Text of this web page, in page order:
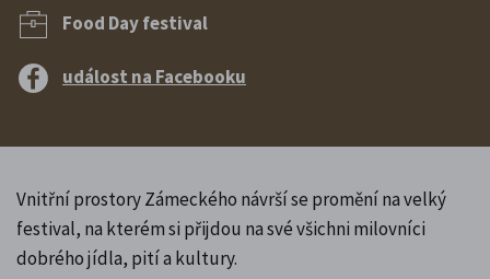
Food Day festival
událost na Facebooku
Vnitřní prostory Zámeckého návrší se promění na velký
festival, na kterém si přijdou na své všichni milovníci
dobrého jídla, pití a kultury.